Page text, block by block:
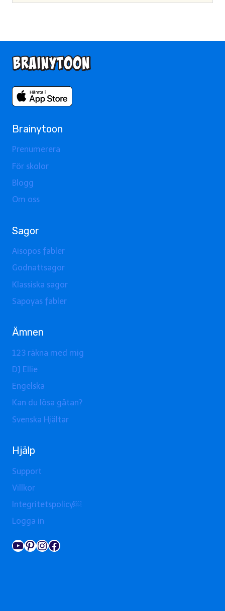
Brainytoon
Prenumerera
För skolor
Blogg
Om oss
Sagor
Aisopos fabler
Godnattsagor
Klassiska sagor
Sapoyas fabler
Ämnen
123 räkna med mig
DJ Ellie
Engelska
Kan du lösa gåtan?
Svenska Hjältar
Hjälp
Support
Villkor
Integritetspolicy￼
Logga in
YouTube
Pinterest
Instagram
Facebook